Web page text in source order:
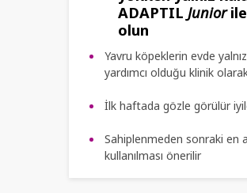
ADAPTIL Juniorile
olun
Yavru köpeklerin evde
yardımcı olduğu klinik
İlk haftada gözle görülür
Sahiplenmeden sonraki en
kullanılması önerilir